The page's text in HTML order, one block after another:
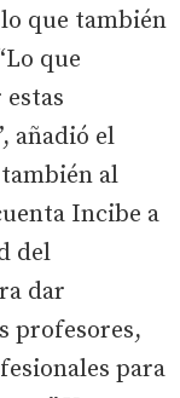
que también
que
añadió el
al
Incibe a
del
dar
profesores,
para